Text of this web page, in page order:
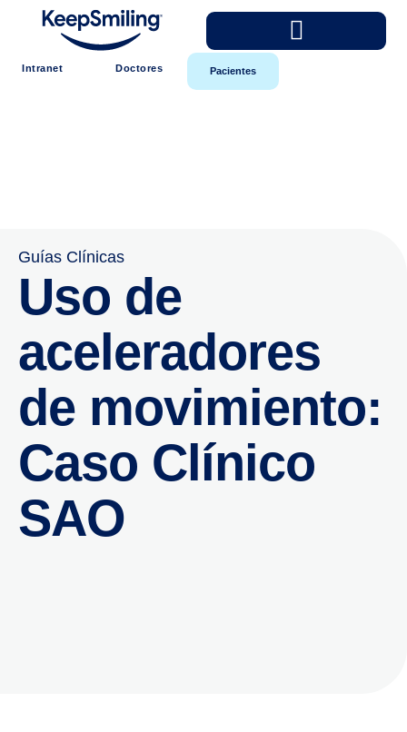
Intranet Doctores Pacientes
Guías Clínicas
Uso de
aceleradores
de movimiento:
Caso Clínico
SAO